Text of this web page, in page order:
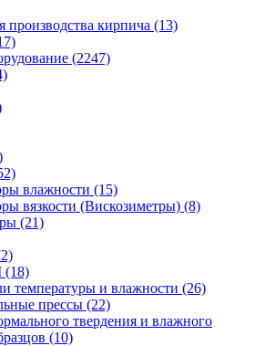
производства кирпича (13)
(2247)
влажности (15)
вязкости (Вискозиметры) (8)
(21)
температуры и влажности (26)
прессы (22)
твердения и влажного
(10)